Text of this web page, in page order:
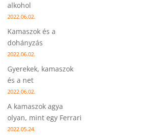
alkohol
2022.06.02.
Kamaszok és a
dohányzás
2022.06.02.
Gyerekek, kamaszok
és a net
2022.06.02.
A kamaszok agya
olyan, mint egy Ferrari
2022.05.24.